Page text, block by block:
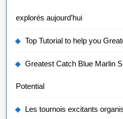
explorés aujourd’hui
Top Tutorial to help you
Greatest Catch Blue Marlin
Potential
Les tournois excitants